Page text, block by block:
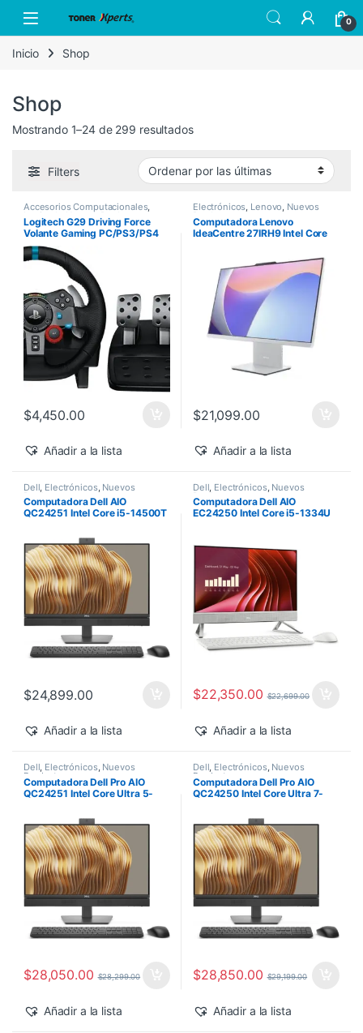
Open 0
Inicio Shop
Shop
Mostrando 1–24 de 299 resultadosSorted by latest
Filters
Accesorios Computacionales,
Logitech Nuevos Productos
Logitech G29 Driving Force
Volante Gaming PC/PS3/PS4
$4,450.00
Añadir a la lista
Electrónicos Lenovo Nuevos
Computadora Lenovo
IdeaCentre 27IRH9 Intel Core
512GB SSD Windows 11 Home
$21,099.00
Añadir a la lista
Dell Electrónicos, Nuevos
Productos
Computadora Dell AIO
QC24251 Intel Core i5-14500T
Windows 11 Pro
$24,899.00
Añadir a la lista
Dell Electrónicos, Nuevos
Productos
Computadora Dell AIO
EC24250 Intel Core i5-1334U
$22,350.00 $22,699.00
Añadir a la lista
Dell, Electrónicos, Nuevos
Productos
Computadora Dell Pro AIO
QC24251 Intel Core Ultra 5-
Windows 11 Pro
$28,050.00 $28,299.00
Añadir a la lista
Dell, Electrónicos, Nuevos
Productos
Computadora Dell Pro AIO
QC24250 Intel Core Ultra 7-
Windows 11 Pro
$28,850.00 $29,199.00
Añadir a la lista